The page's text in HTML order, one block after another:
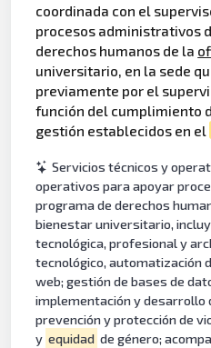
coordinada con el
procesos administrativos
derechos humanos de la
universitario, en la sede
previamente por el
función del cumplimiento
gestión establecidos en el
Servicios técnicos y
operativos para apoyar
programa de derechos
bienestar universitario,
tecnológica, profesional y
tecnológico, automatización
web; gestión de bases de
implementación y desarrollo
prevención y protección de
y equidad de género;